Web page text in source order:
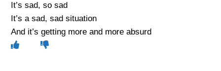
It’s sad, so sad
It’s a sad, sad situation
And it’s getting more and more absurd